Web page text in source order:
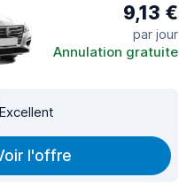
9,13 €
par jour
Annulation gratuite
Excellent
l'offre